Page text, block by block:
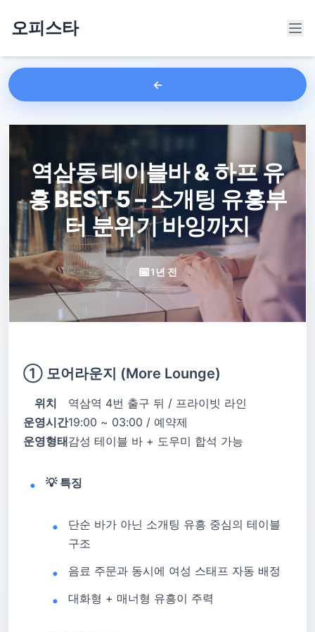
오피스타
역삼동 테이블바 & 하프 유
흥 BEST 5 – 소개팅 유흥부
터 분위기 바잉까지
1년 전
① 모어라운지 (More Lounge)
위치
역삼역 4번 출구 뒤 / 프라이빗 라인
운영시간19:00 ~ 03:00 / 예약제
운영형태감성 테이블 바 + 도우미 합석 가능
💡 특징
단순 바가 아닌 소개팅 유흥 중심의 테이블
구조
음료 주문과 동시에 여성 스태프 자동 배정
대화형 + 매너형 유흥이 주력